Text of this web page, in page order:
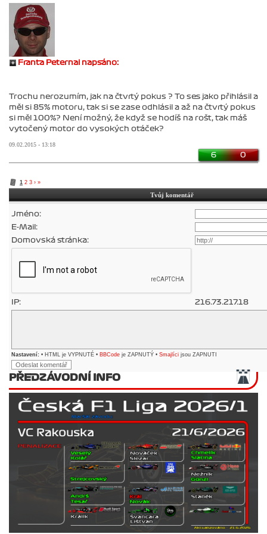
Franta Peternai napsáno:
Trochu nerozumím, jak na čtvrtý pokus ? To ses jako přihlásil a
měl si 85% motoru, tak si se zase odhlásil a až na čtvrtý pokus
si měl 100%? Není možný, že když se hodíš na rošt, tak máš
vytočený motor do vysokých otáček?
09.02.2015 - 13:18
6 0
1 2 3 › »
Tvůj komentář
Jméno:
E-Mail:
Domovská stránka:
IP: 216.73.217.18
Nastavení: • HTML je VYPNUTÉ • BBCode je ZAPNUTÝ • Smajlíci jsou ZAPNUTI
PŘEDZÁVODNÍ INFO